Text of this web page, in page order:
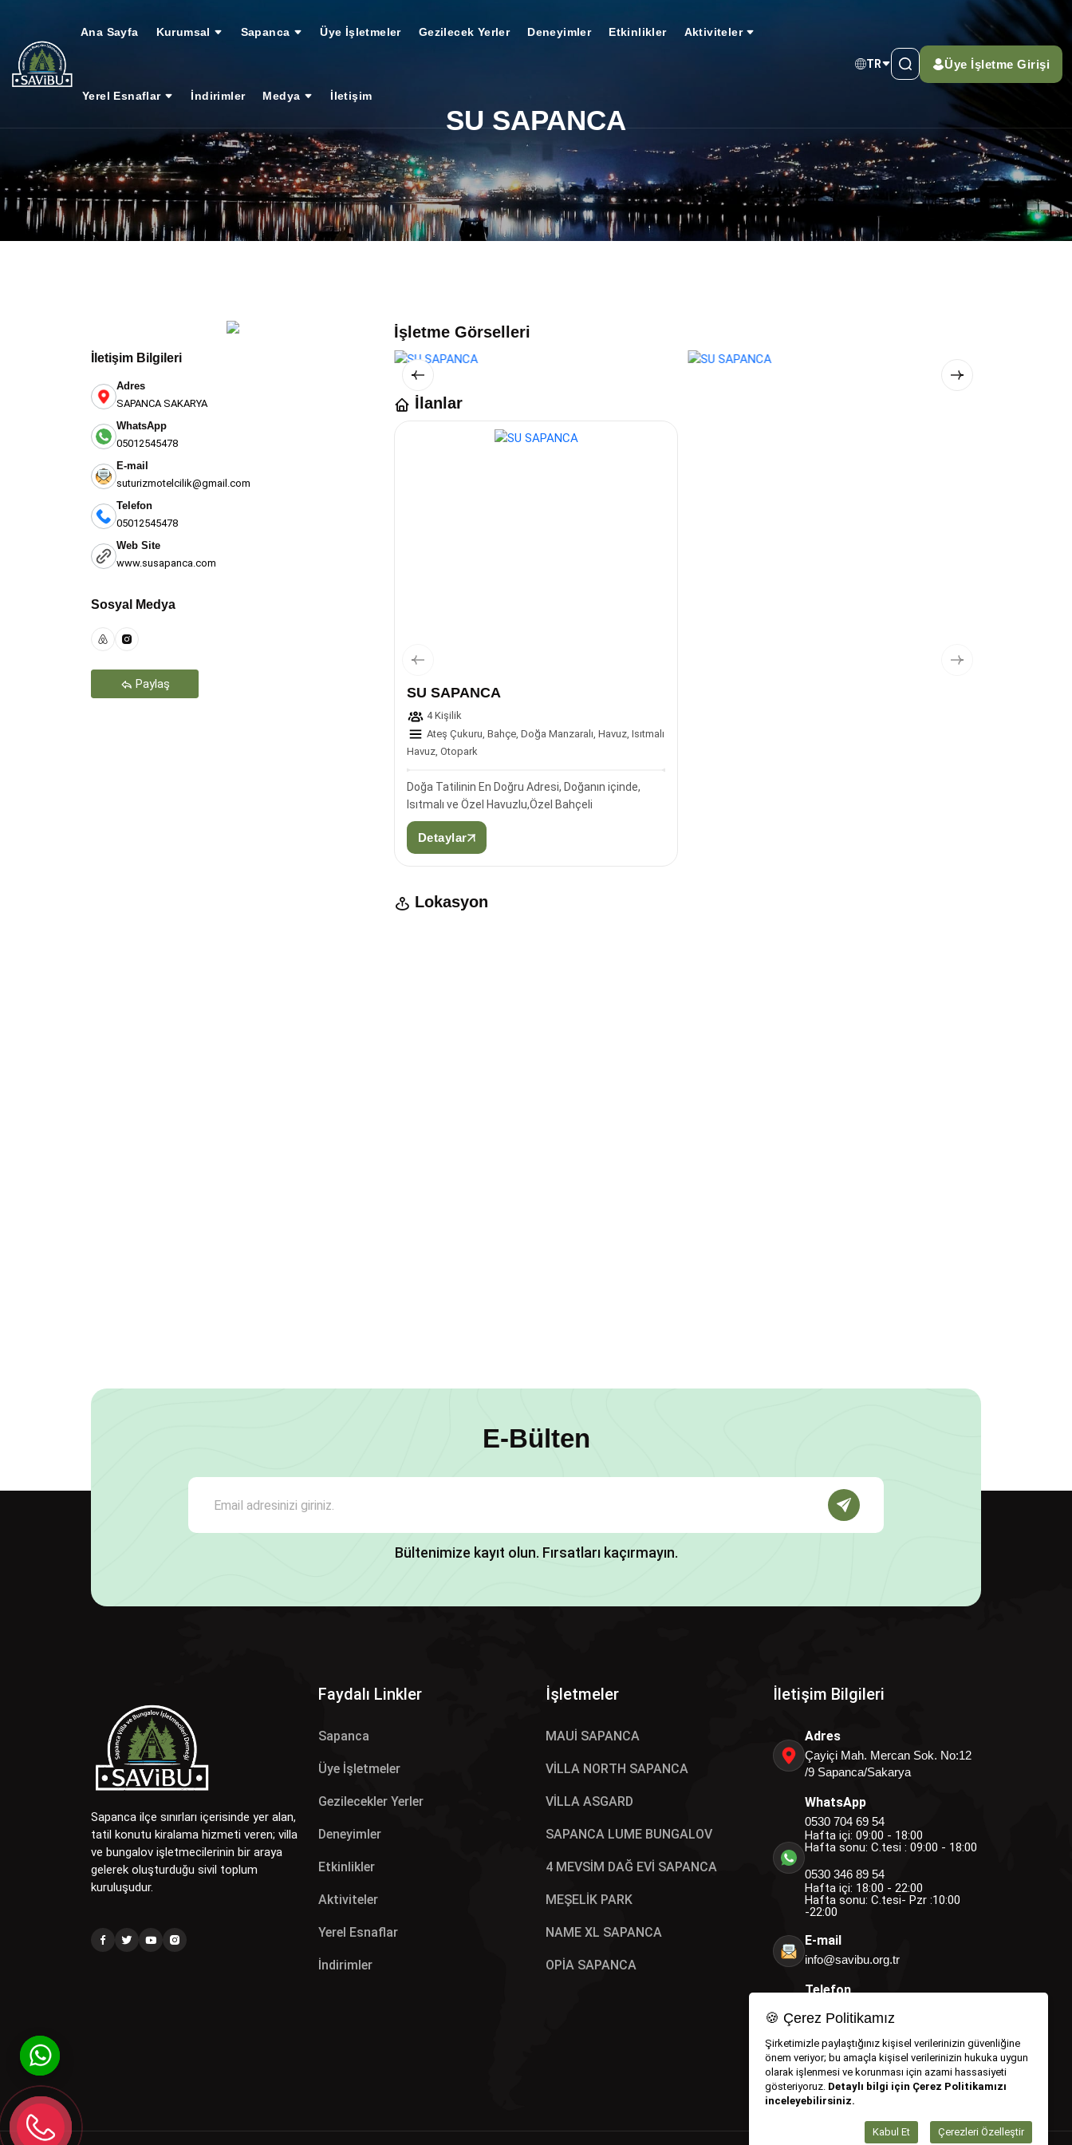
Ana Sayfa Kurumsal Sapanca Üye İşletmeler Gezilecek Yerler Deneyimler Etkinlikler Aktiviteler
Yerel Esnaflar İndirimler Medya İletişim
TR Üye İşletme Girişi
SU SAPANCA
İletişim Bilgileri
Adres
SAPANCA SAKARYA
WhatsApp
05012545478
E-mail
suturizmotelcilik@gmail.com
Telefon
05012545478
Web Site
www.susapanca.com
Sosyal Medya
Paylaş
Teşekkür Ederiz
İşletme Görselleri
İlanlar
SU SAPANCA
4 Kişilik
Ateş Çukuru, Bahçe, Doğa Manzaralı, Havuz, Isıtmalı
Havuz, Otopark
Doğa Tatilinin En Doğru Adresi, Doğanın içinde,
Isıtmalı ve Özel Havuzlu,Özel Bahçeli
Detaylar
Lokasyon
E-Bülten
Bültenimize kayıt olun. Fırsatları kaçırmayın.
Sapanca ilçe sınırları içerisinde yer alan,
tatil konutu kiralama hizmeti veren; villa
ve bungalov işletmecilerinin bir araya
gelerek oluşturduğu sivil toplum
kuruluşudur.
Faydalı Linkler
Sapanca
Üye İşletmeler
Gezilecekler Yerler
Deneyimler
Etkinlikler
Aktiviteler
Yerel Esnaflar
İndirimler
İşletmeler
MAUİ SAPANCA
VİLLA NORTH SAPANCA
VİLLA ASGARD
SAPANCA LUME BUNGALOV
4 MEVSİM DAĞ EVİ SAPANCA
MEŞELİK PARK
NAME XL SAPANCA
OPİA SAPANCA
İletişim Bilgileri
Adres
Çayiçi Mah. Mercan Sok. No:12
/9 Sapanca/Sakarya
WhatsApp
0530 704 69 54
Hafta içi: 09:00 - 18:00
Hafta sonu: C.tesi : 09:00 - 18:00
0530 346 89 54
Hafta içi: 18:00 - 22:00
Hafta sonu: C.tesi- Pzr :10:00
-22:00
E-mail
info@savibu.org.tr
Telefon
0530 346 89 54
0530 704 69 54
🍪 Çerez Politikamız
Şirketimizle paylaştığınız kişisel verilerinizin güvenliğine
önem veriyor; bu amaçla kişisel verilerinizin hukuka uygun
olarak işlenmesi ve korunması için azami hassasiyeti
gösteriyoruz. Detaylı bilgi için Çerez Politikamızı
inceleyebilirsiniz.
Kabul Et Çerezleri Özelleştir